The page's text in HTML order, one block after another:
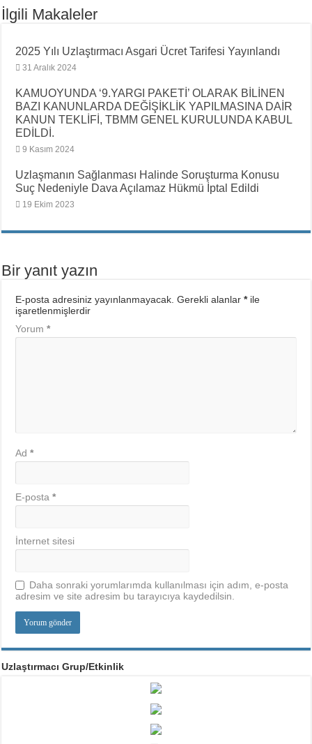
İlgili Makaleler
2025 Yılı Uzlaştırmacı Asgari Ücret Tarifesi Yayınlandı
31 Aralık 2024
KAMUOYUNDA ‘9.YARGI PAKETİ’ OLARAK BİLİNEN
BAZI KANUNLARDA DEĞİŞİKLİK YAPILMASINA DAİR
KANUN TEKLİFİ, TBMM GENEL KURULUNDA KABUL
EDİLDİ.
9 Kasım 2024
Uzlaşmanın Sağlanması Halinde Soruşturma Konusu
Suç Nedeniyle Dava Açılamaz Hükmü İptal Edildi
19 Ekim 2023
Bir yanıt yazın
E-posta adresiniz yayınlanmayacak. Gerekli alanlar*ile
işaretlenmişlerdir
Yorum*
Ad*
E-posta*
İnternet sitesi
Daha sonraki yorumlarımda kullanılması için adım, e-posta
adresim ve site adresim bu tarayıcıya kaydedilsin.
Uzlaştırmacı Grup/Etkinlik